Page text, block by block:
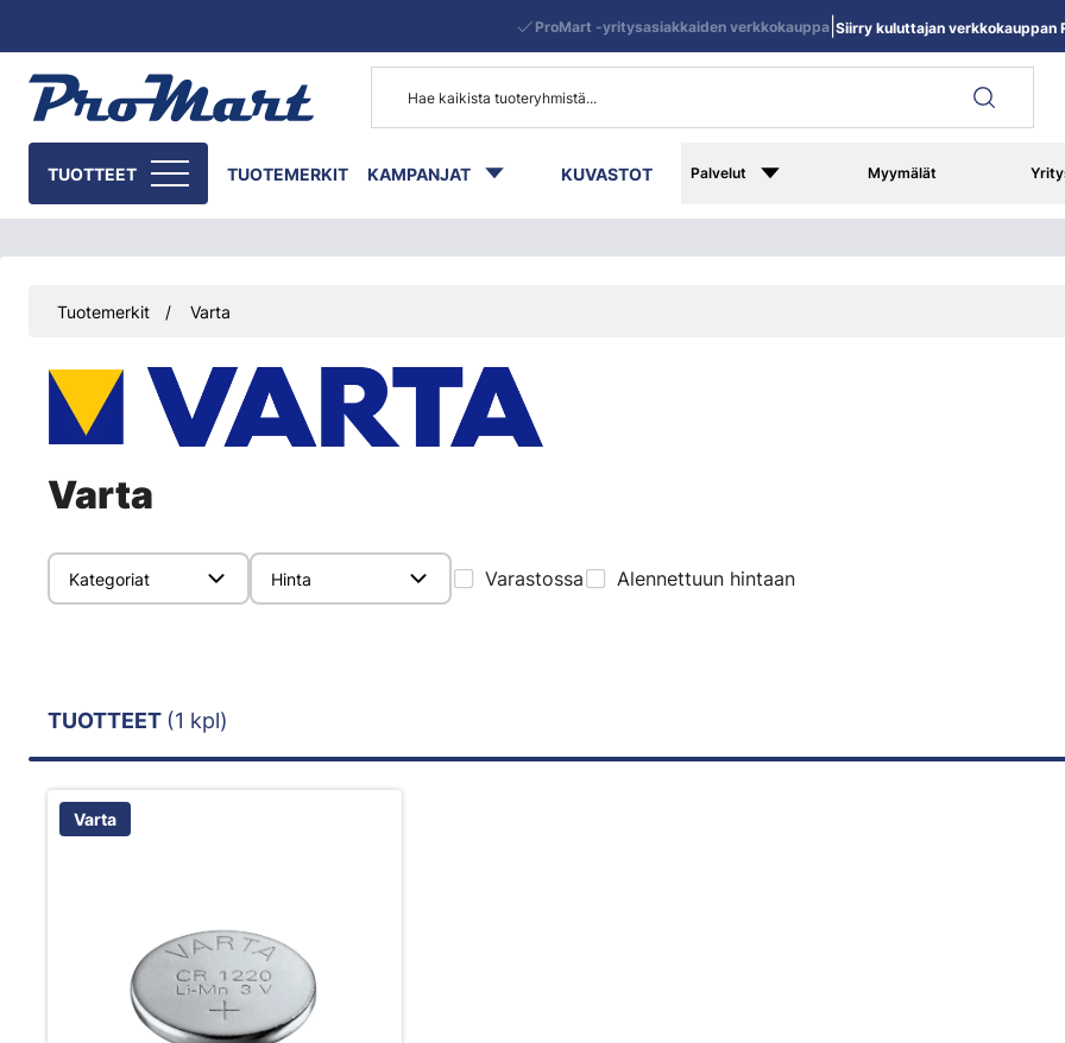
TUOTTEET TUOTEMERKIT KAMPANJAT KUVASTOT Palvelut Myymälät
ProMart -yritysasiakkaiden verkkokauppa| Siirry kuluttajan verkkokauppan
Tuotemerkit Varta
Varta
Kategoriat Hinta Varastossa Alennettuun hintaan
TUOTTEET (1 kpl)
Varta